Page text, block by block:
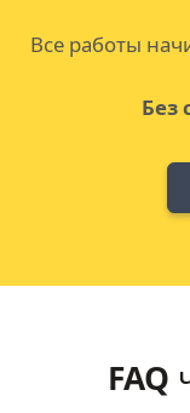
Все работы
Без
FAQ